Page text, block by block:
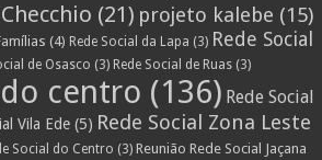
(21) projeto kalebe (15)
(4) Rede Social da Lapa (3) Rede Social
de Osasco (3) Rede Social de Ruas (3)
centro (136) Rede Social
Vila Ede (5) Rede Social Zona Leste
Social do Centro (3) Reunião Rede Social Jaçana